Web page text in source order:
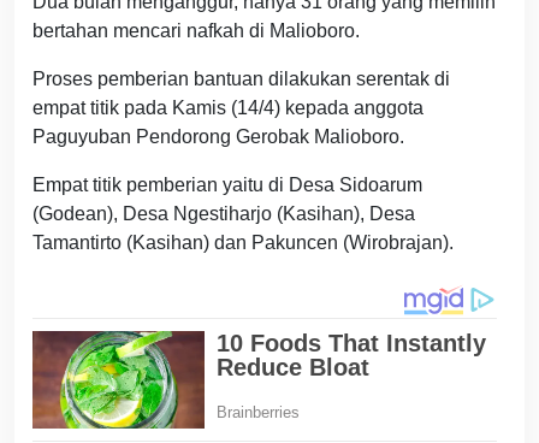
bertahan mencari nafkah di Malioboro.
Proses pemberian bantuan dilakukan serentak di
empat titik pada Kamis (14/4) kepada anggota
Paguyuban Pendorong Gerobak Malioboro.
Empat titik pemberian yaitu di Desa Sidoarum
(Godean), Desa Ngestiharjo (Kasihan), Desa
Tamantirto (Kasihan) dan Pakuncen (Wirobrajan).